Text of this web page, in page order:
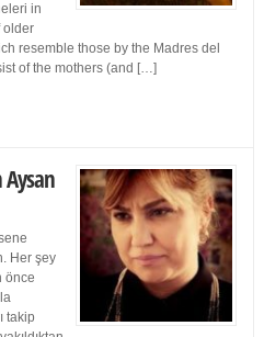
in
older
resemble those by the Madres del
of the mothers (and […]
Her şey
önce
takip